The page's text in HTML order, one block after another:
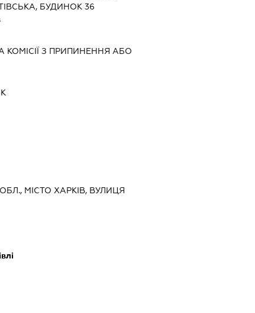
БУДИНОК 36
КОМІСІЇ З ПРИПИНЕННЯ АБО
МІСТО ХАРКІВ, ВУЛИЦЯ